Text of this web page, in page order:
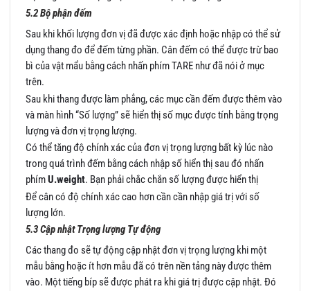
5.2 Bộ phận đếm
Sau khi khối lượng đơn vị đã được xác định hoặc nhập có thể sử
dụng thang đo để đếm từng phần. Cân đếm có thể được trừ bao
bì của vật mẩu bằng cách nhấn phím TARE như đã nói ở mục
trên.
Sau khi thang được làm phẳng, các mục cần đếm được thêm vào
và màn hình “Số lượng” sẽ hiển thị số mục được tính bằng trọng
lượng và đơn vị trọng lượng.
Có thể tăng độ chính xác của đơn vị trọng lượng bất kỳ lúc nào
trong quá trình đếm bằng cách nhập số hiển thị sau đó nhấn
phímU.weight. Bạn phải chắc chắn số lượng được hiển thị
Để cân có độ chính xác cao hơn cần cần nhập giá trị với số
lượng lớn.
5.3 Cập nhật Trọng lượng Tự động
Các thang đo sẽ tự động cập nhật đơn vị trọng lượng khi một
mẫu bằng hoặc ít hơn mẫu đã có trên nền tảng này được thêm
vào. Một tiếng bíp sẽ được phát ra khi giá trị được cập nhật. Đó